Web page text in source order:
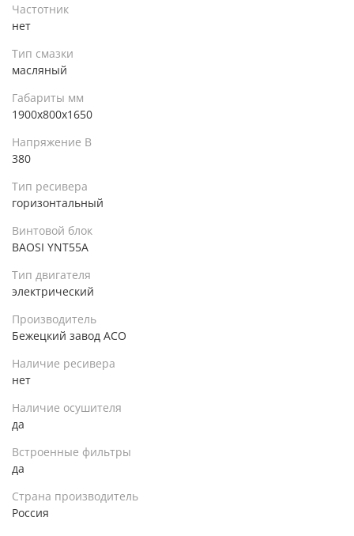
Частотник
нет
Тип смазки
масляный
Габариты мм
1900х800х1650
Напряжение В
380
Тип ресивера
горизонтальный
Винтовой блок
BAOSI YNT55A
Тип двигателя
электрический
Производитель
Бежецкий завод АСО
Наличие ресивера
нет
Наличие осушителя
да
Встроенные фильтры
да
Страна производитель
Россия